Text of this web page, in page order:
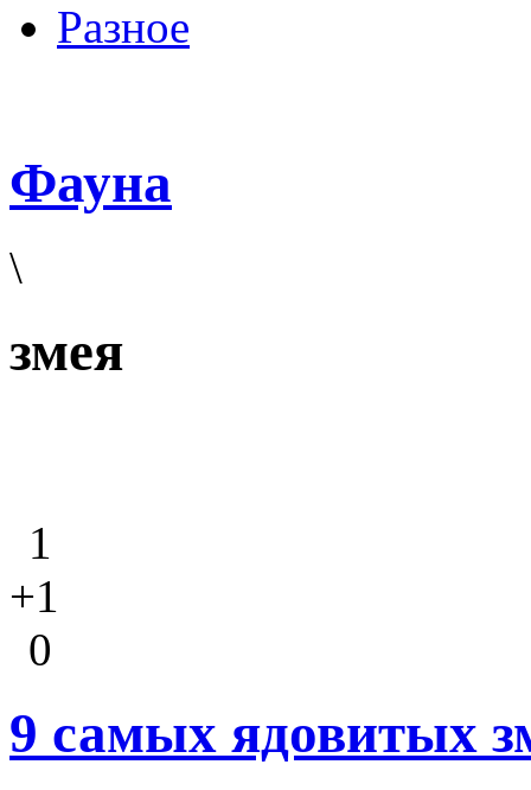
Разное
Фауна
\
змея
1
+1
0
9 самых ядовитых